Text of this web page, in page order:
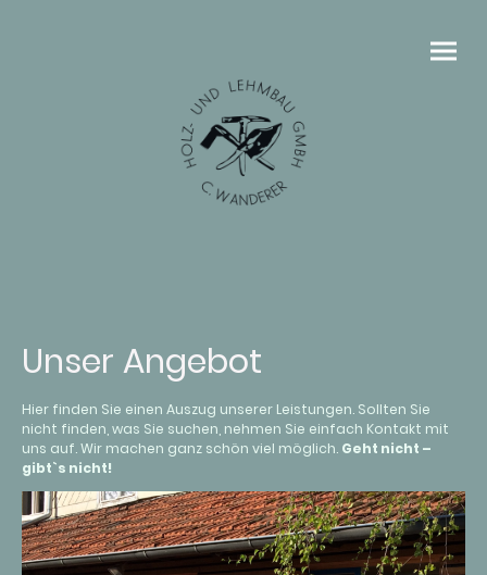
Unser Angebot
Hier finden Sie einen Auszug unserer Leistungen. Sollten Sie
nicht finden, was Sie suchen, nehmen Sie einfach Kontakt mit
uns auf. Wir machen ganz schön viel möglich. Geht nicht –
gibt`s nicht!